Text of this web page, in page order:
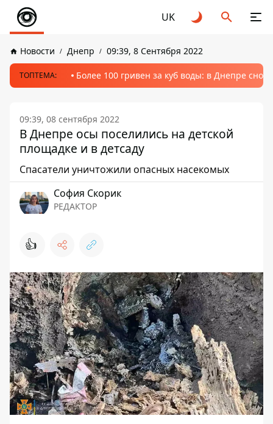
UK
Новости Днепр 09:39, 8 Сентября 2022
ТОПТЕМА: Более 100 гривен за куб воды: в Днепре
09:39, 08 сентября 2022
В Днепре осы поселились на детской
площадке и в детсаду
Спасатели уничтожили опасных насекомых
София Скорик
РЕДАКТОР
👍